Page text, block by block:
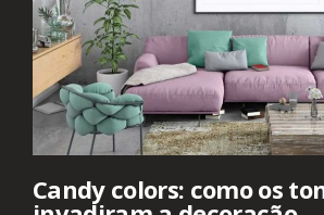
Candy colors: como os